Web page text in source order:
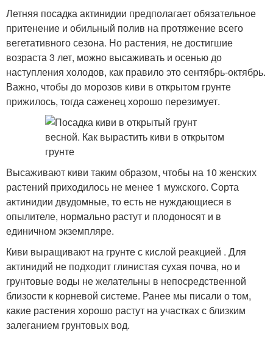
Летняя посадка актинидии предполагает обязательное
притенение и обильный полив на протяжение всего
вегетативного сезона. Но растения, не достигшие
возраста 3 лет, можно высаживать и осенью до
наступления холодов, как правило это сентябрь-октябрь.
Важно, чтобы до морозов киви в открытом грунте
прижилось, тогда саженец хорошо перезимует.
Высаживают киви таким образом, чтобы на 10 женских
растений приходилось не менее 1 мужского. Сорта
актинидии двудомные, то есть не нуждающиеся в
опылителе, нормально растут и плодоносят и в
единичном экземпляре.
Киви выращивают на грунте с кислой реакцией . Для
актинидий не подходит глинистая сухая почва, но и
грунтовые воды не желательны в непосредственной
близости к корневой системе. Ранее мы писали о том,
какие растения хорошо растут на участках с близким
залеганием грунтовых вод.